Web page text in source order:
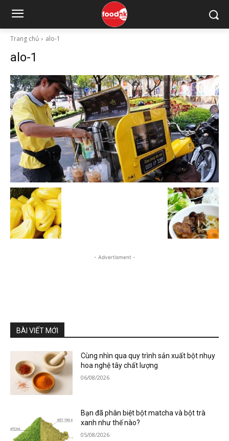
Trang chủ alo-1
alo-1
- Advertisment -
BÀI VIẾT MỚI
Cùng nhìn qua quy trình sản xuất bột nhụy
hoa nghệ tây chất lượng
06/08/2026
Bạn đã phân biệt bột matcha và bột trà
xanh như thế nào?
05/08/2026